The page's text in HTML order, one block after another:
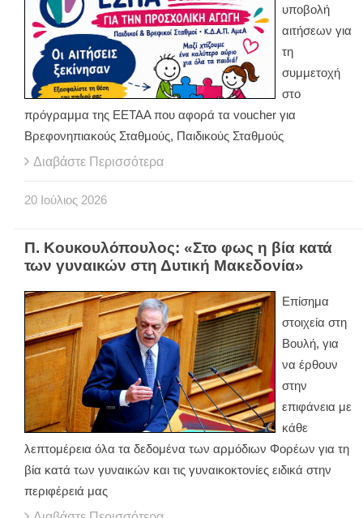
υποβολή
αιτήσεων για
τη
συμμετοχή
στο
πρόγραμμα της ΕΕΤΑΑ που αφορά τα voucher για
Βρεφονηπιακούς Σταθμούς, Παιδικούς Σταθμούς
Διαβάστε Περισσότερα
20 Ιούλιος 2026
Π. Κουκουλόπουλος: «Στο φως η βία κατά
των γυναικών στη Δυτική Μακεδονία»
Επίσημα
στοιχεία στη
Βουλή, για
να έρθουν
στην
επιφάνεια με
κάθε
λεπτομέρεια όλα τα δεδομένα των αρμόδιων Φορέων για τη
βία κατά των γυναικών και τις γυναικοκτονίες ειδικά στην
περιφέρειά μας